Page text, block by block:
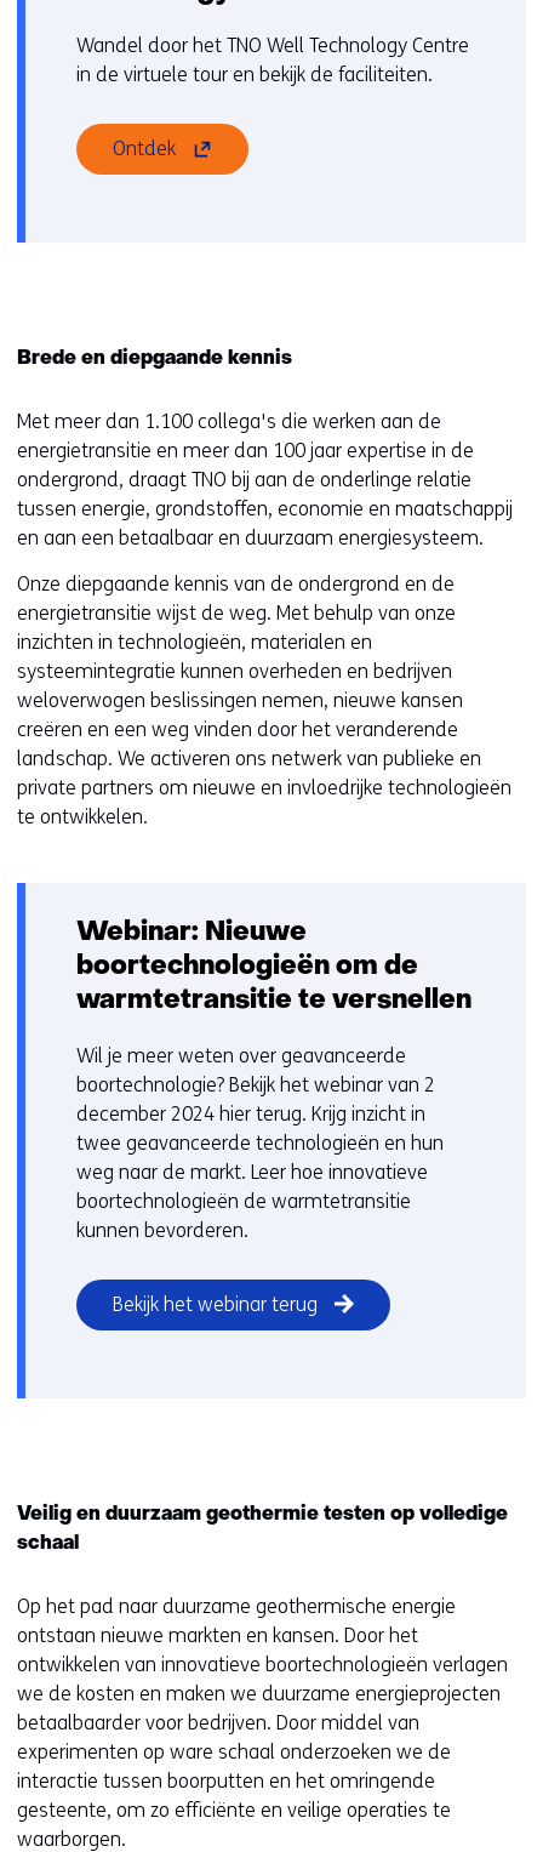
Wandel door het TNO Well Technology Centre
in de virtuele tour en bekijk de faciliteiten.
Ontdek(opent
in
andere
Brede en diepgaande kennis
Met meer dan 1.100 collega's die werken aan de
energietransitie en meer dan 100 jaar expertise in de
ondergrond, draagt TNO bij aan de onderlinge relatie
tussen energie, grondstoffen, economie en maatschappij
en aan een betaalbaar en duurzaam energiesysteem.
Onze diepgaande kennis van de ondergrond en de
energietransitie wijst de weg. Met behulp van onze
inzichten in technologieën, materialen en
systeemintegratie kunnen overheden en bedrijven
weloverwogen beslissingen nemen, nieuwe kansen
creëren en een weg vinden door het veranderende
landschap. We activeren ons netwerk van publieke en
private partners om nieuwe en invloedrijke technologieën
te ontwikkelen.
Webinar: Nieuwe
boortechnologieën om de
warmtetransitie te versnellen
Wil je meer weten over geavanceerde
boortechnologie? Bekijk het webinar van 2
december 2024 hier terug. Krijg inzicht in
twee geavanceerde technologieën en hun
weg naar de markt. Leer hoe innovatieve
boortechnologieën de warmtetransitie
kunnen bevorderen.
Bekijk het webinar terug
Veilig en duurzaam geothermie testen op volledige
schaal
Op het pad naar duurzame geothermische energie
ontstaan nieuwe markten en kansen. Door het
ontwikkelen van innovatieve boortechnologieën verlagen
we de kosten en maken we duurzame energieprojecten
betaalbaarder voor bedrijven. Door middel van
experimenten op ware schaal onderzoeken we de
interactie tussen boorputten en het omringende
gesteente, om zo efficiënte en veilige operaties te
waarborgen.